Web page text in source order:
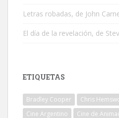
Letras robadas, de John
El día de la revelación, de
ETIQUETAS
Bradley Cooper Chris
Cine Argentino
Cine de